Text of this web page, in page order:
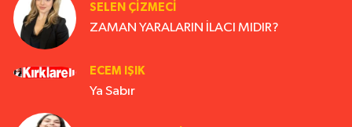
SELEN ÇİZMECİ
ZAMAN YARALARIN İLACI MIDIR?
ECEM IŞIK
Ya Sabır